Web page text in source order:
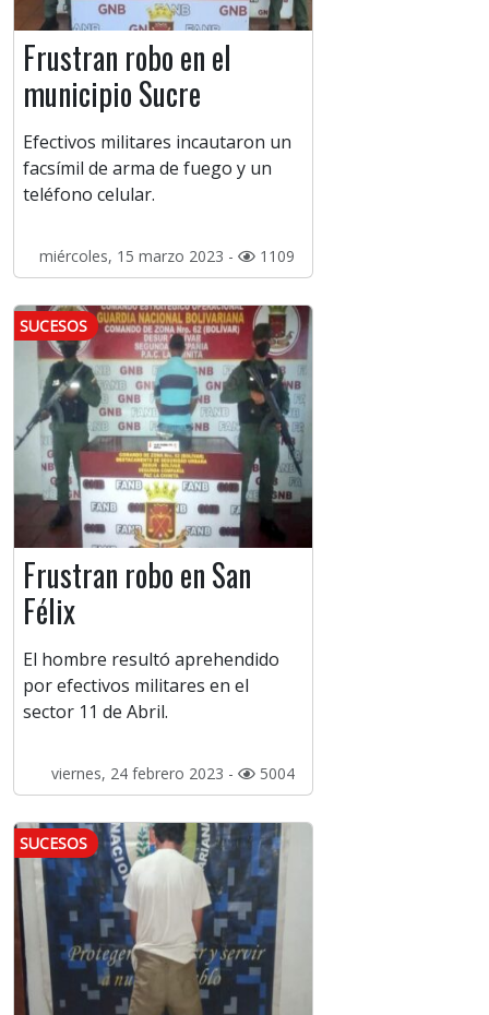
Frustran robo en el
municipio Sucre
Efectivos militares incautaron un
facsímil de arma de fuego y un
teléfono celular.
miércoles, 15 marzo 2023 - 1109
SUCESOS
Frustran robo en San
Félix
El hombre resultó aprehendido
por efectivos militares en el
sector 11 de Abril.
viernes, 24 febrero 2023 - 5004
SUCESOS